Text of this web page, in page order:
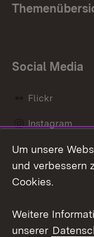
Social Media
Flickr
Instagram
Social Wall
Um unsere
und verbessern
Cookies.
Weitere
unserer